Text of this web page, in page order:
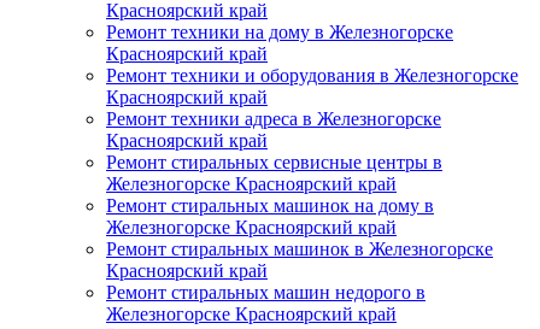
Красноярский край
Ремонт техники на дому в Железногорске
Красноярский край
Ремонт техники и оборудования в Железногорске
Красноярский край
Ремонт техники адреса в Железногорске
Красноярский край
Ремонт стиральных сервисные центры в
Железногорске Красноярский край
Ремонт стиральных машинок на дому в
Железногорске Красноярский край
Ремонт стиральных машинок в Железногорске
Красноярский край
Ремонт стиральных машин недорого в
Железногорске Красноярский край